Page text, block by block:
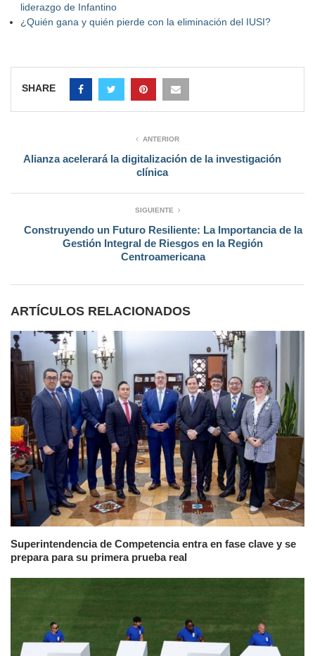
liderazgo de Infantino
¿Quién gana y quién pierde con la eliminación del IUSI?
SHARE
ANTERIOR
Alianza acelerará la digitalización de la investigación
clínica
SIGUIENTE
Construyendo un Futuro Resiliente: La Importancia de la
Gestión Integral de Riesgos en la Región
Centroamericana
ARTÍCULOS RELACIONADOS
Superintendencia de Competencia entra en fase clave y se
prepara para su primera prueba real